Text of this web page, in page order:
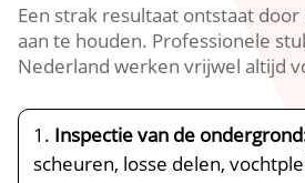
Een strak resultaat ontstaat
aan te houden.​ Professionele
Nederland werken vrijwel altijd
Inspectie van de
scheuren, losse delen,